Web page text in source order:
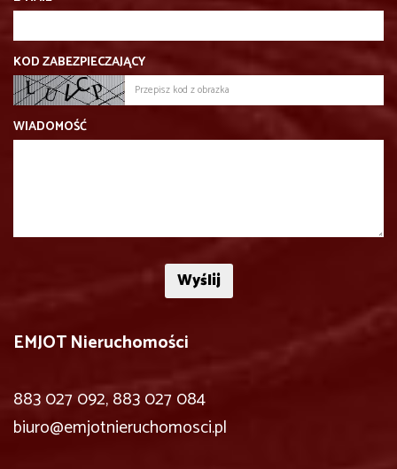
KOD ZABEZPIECZAJĄCY
WIADOMOŚĆ
EMJOT Nieruchomości
883 027 092, 883 027 084
biuro@emjotnieruchomosci.pl